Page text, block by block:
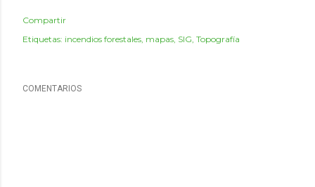
Compartir
Etiquetas: incendios forestales mapas SIG Topografía
COMENTARIOS